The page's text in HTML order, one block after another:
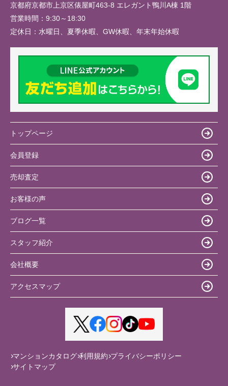
京都府京都市上京区俵屋町463-8 エレガント鴨川A棟 1階
営業時間： 9:30～18:30
定休日： 水曜日、夏季休暇、GW休暇、年末年始休暇
トップページ
会員登録
売却査定
お客様の声
ブログ一覧
スタッフ紹介
会社概要
アクセスマップ
マンションカタログ 利用規約 プライバシーポリシー
サイトマップ